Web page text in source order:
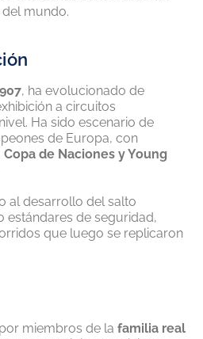
mundo.
, ha evolucionado de
a circuitos
Ha sido escenario de
de Europa, con
Copa de Naciones y Young
al desarrollo del salto
de seguridad,
que luego se replicaron
miembros de la familia real